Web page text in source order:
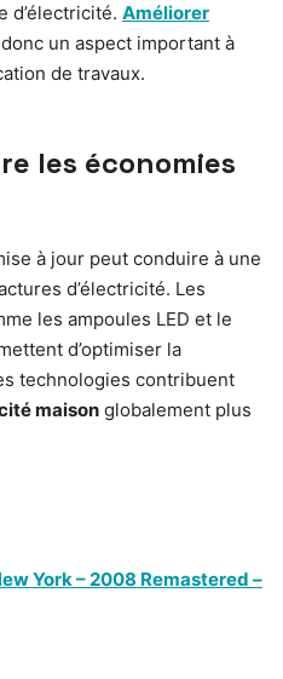
d’électricité. Améliorer
un aspect important à
de travaux.
les économies
à jour peut conduire à une
d’électricité. Les
les ampoules LED et le
d’optimiser la
technologies contribuent
maison globalement plus
York – 2008 Remastered –